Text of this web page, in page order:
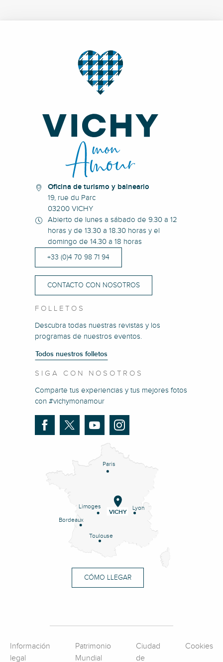
Oficina de turismo y balneario
19, rue du Parc
03200 VICHY
Abierto de lunes a sábado de 9.30 a 12
horas y de 13.30 a 18.30 horas y el
domingo de 14.30 a 18 horas
+33 (0)4 70 98 71 94
CONTACTO CON NOSOTROS
FOLLETOS
Descubra todas nuestras revistas y los
programas de nuestros eventos.
Todos nuestros folletos
SIGA CON NOSOTROS
Comparte tus experiencias y tus mejores fotos
con #vichymonamour
Paris
Lyon
Limoges
Bordeaux
Toulouse
VICHY
CÓMO LLEGAR
Información
legal
Patrimonio
Mundial
Ciudad
de
Cookies